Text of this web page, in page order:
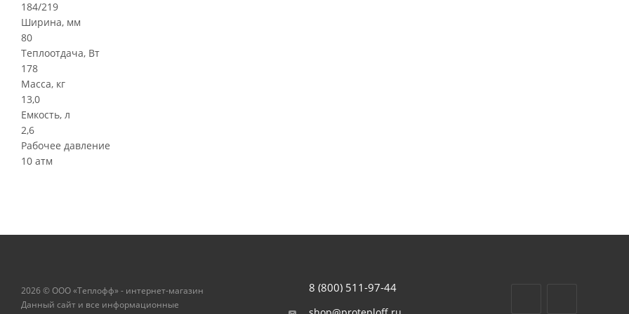
184/219
Ширина, мм
80
Теплоотдача, Вт
178
Масса, кг
13,0
Емкость, л
2,6
Рабочее давление
10 атм
2026 © ООО «Теплофф» - интернет-магазин
Данный сайт и все информационные
8 (800) 511-97-44